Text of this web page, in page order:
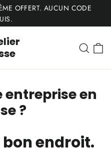
OFFERT. AUCUN CODE
entreprise en
?
endroit.